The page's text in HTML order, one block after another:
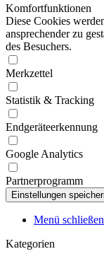
Komfortfunktionen
Diese Cookies
ansprechender zu
des Besuchers.
Merkzettel
Statistik & Tracking
Endgeräteerkennung
Google Analytics
Partnerprogramm
Menü schließen
Kategorien